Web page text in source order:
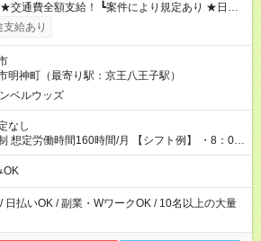
あり） ┗働いたその日に現金GET♪ お仕事後はコ
払い分を引き落とせます！ 【試用期間】試
給あり
明神町（最寄り駅：京王八王子駅）
ベルウッズ
なし
時間160時間/月 【シフト例】 ・8：00
OK
日払いOK / 副業・WワークOK / 10名以上の大量